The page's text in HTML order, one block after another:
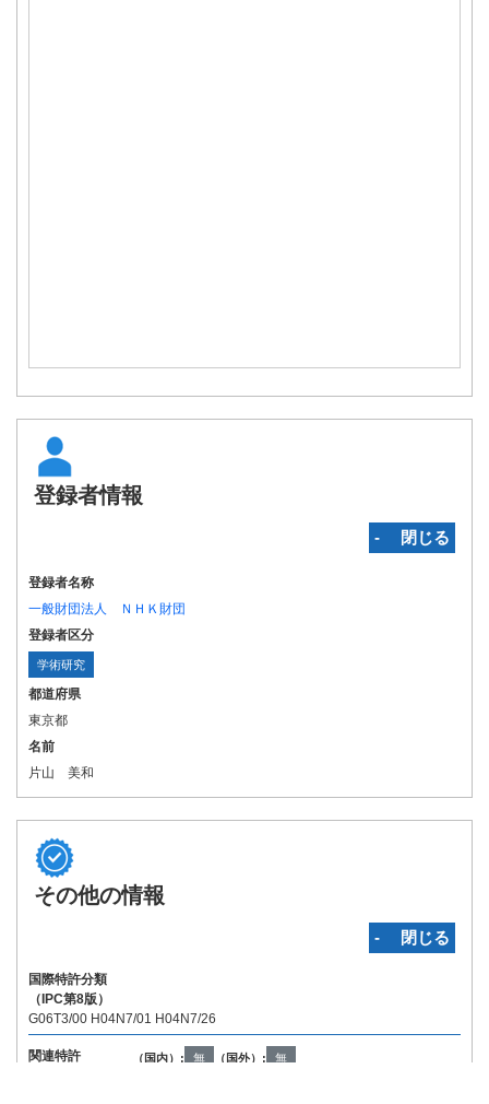
登録者情報
‐ 閉じる
登録者名称
一般財団法人 ＮＨＫ財団
登録者区分
学術研究
都道府県
東京都
名前
片山 美和
その他の情報
‐ 閉じる
国際特許分類
（IPC第8版）
G06T3/00 H04N7/01 H04N7/26
関連特許 （国内）: 無 （国外）: 無